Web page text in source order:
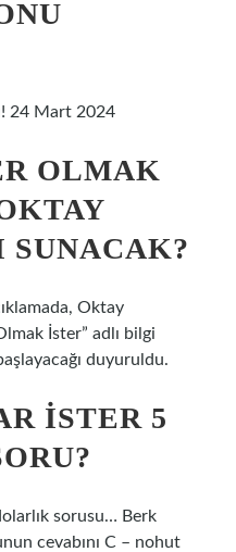
24 Mart 2024
OLMAK
SUNACAK?
Oktay
İster” adlı bilgi
duyuruldu.
ISTER 5
sorusu… Berk
cevabını C – nohut